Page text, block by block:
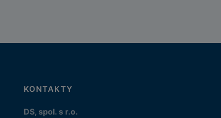
KONTAKTY
DS, spol. s r.o.